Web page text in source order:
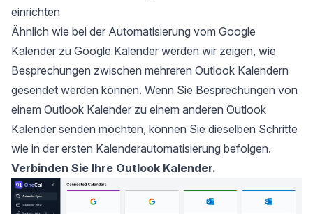
einrichten
Ähnlich wie bei der Automatisierung vom Google
Kalender zu Google Kalender werden wir zeigen, wie
Besprechungen zwischen mehreren Outlook Kalendern
gesendet werden können. Wenn Sie Besprechungen von
einem Outlook Kalender zu einem anderen Outlook
Kalender senden möchten, können Sie dieselben Schritte
wie in der ersten Kalenderautomatisierung befolgen.
Verbinden Sie Ihre Outlook Kalender.